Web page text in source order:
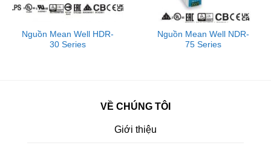
Nguồn Mean Well HDR-
30 Series
Nguồn Mean Well NDR-
75 Series
VỀ CHÚNG TÔI
Giới thiệu